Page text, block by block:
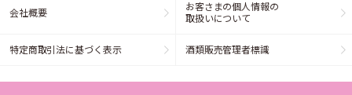
会社概要
お客さまの個人情報の
取扱いについて
特定商取引法に基づく表示 酒類販売管理者標識